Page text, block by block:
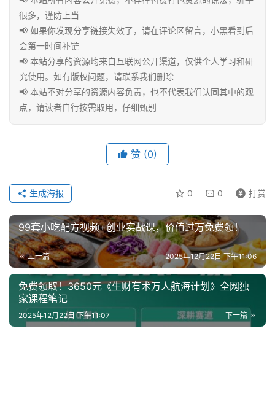
程
联
系
合
作
很多，谨防上当
📢 如果你发现分享链接失效了，请在评论区留言，小黑看到后
会第一时间补链
📢 本站分享的资源均来自互联网公开渠道，仅供个人学习和研
究使用。如有版权问题，请联系我们删除
📢 本站不对分享的资源内容负责，也不代表我们认同其中的观
点，请读者自行按需取用，仔细甄别
赞 (0)
0 0 打赏
生成海报
99套小吃配方视频+创业实战课，价值过万免费领！
上一篇 2025年12月22日 下午11:06
免费领取！3650元《生财有术万人航海计划》全网独
家课程笔记
下一篇
2025年12月22日 下午11:07